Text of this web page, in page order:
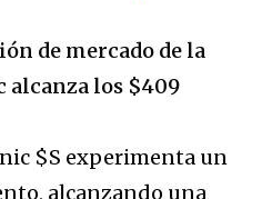
de mercado de la
alcanza los $409
$S experimenta un
alcanzando una